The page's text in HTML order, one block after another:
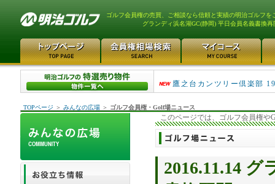
ゴルフ会員権の売買、ご相談なら信頼と実績の明治ゴルフを
グランディ浜名湖GC(静岡) 平日会員名義書換再
川越カントリークラブ
鷹之台カンツリー倶楽部
TOPページ ＞ みんなの広場 ＞ ゴルフ会員権・Golf場ニュース
このページでは、ゴルフ会員権や
2016.11.14